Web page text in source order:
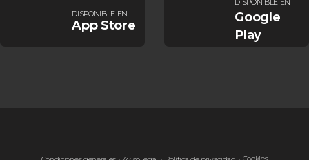
DISPONIBLE EN
App Store
DISPONIBLE EN
Google
Play